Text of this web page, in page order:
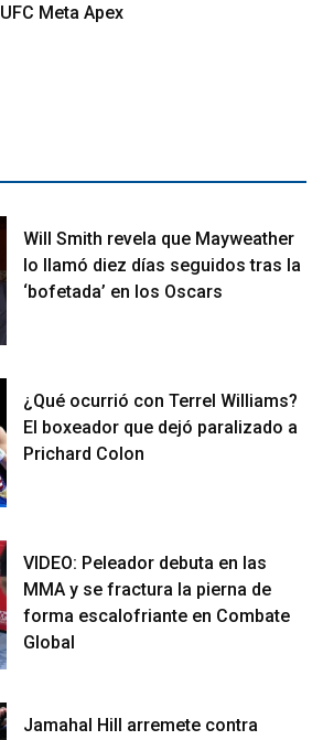
UFC Meta Apex
Will Smith revela que Mayweather
lo llamó diez días seguidos tras la
‘bofetada’ en los Oscars
¿Qué ocurrió con Terrel Williams?
El boxeador que dejó paralizado a
Prichard Colon
VIDEO: Peleador debuta en las
MMA y se fractura la pierna de
forma escalofriante en Combate
Global
Jamahal Hill arremete contra